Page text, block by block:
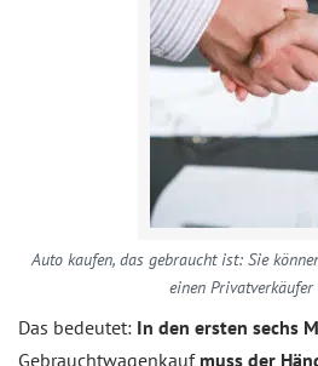
Auto kaufen, das gebraucht ist: Sie
einen Privatverkäufer
Das bedeutet: In den ersten sechs
Gebrauchtwagenkaufmuss der